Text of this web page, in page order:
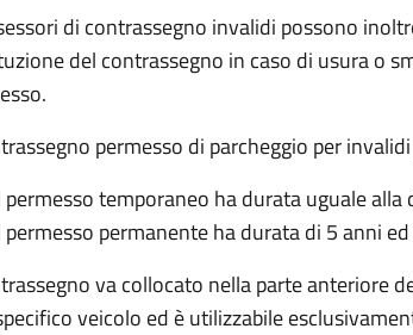
di contrassegno invalidi possono
del contrassegno in caso di usura o
permesso di parcheggio per
permesso temporaneo ha durata uguale
permesso permanente ha durata di 5 anni
va collocato nella parte anteriore
veicolo ed è utilizzabile